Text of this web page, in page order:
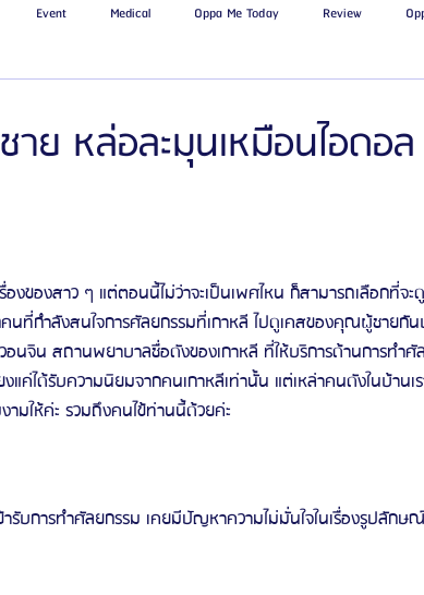
Event Medical Oppa Me Today Review
จี
ขมันหน้า รีวิวดูดไขมันเหนียง
ย หล่อละมุนเหมือนไอดอล
องของสาว ๆ แต่ตอนนี้ไม่ว่าจะเป็นเพศไหน ก็สามารถเลือกที่จ
นที่กำลังสนใจการศัลยกรรมที่เกาหลี ไปดูเคสของคุณผู้ชายกั
อนจิน สถานพยาบาลชื่อดังของเกาหลี ที่ให้บริการด้านการทำศั
แค่ได้รับความนิยมจากคนเกาหลีเท่านั้น แต่เหล่าคนดังในบ้านเร
มให้ค่ะ รวมถึงคนไข้ท่านนี้ด้วยค่ะ
รับการทำศัลยกรรม เคยมีปัญหาความไม่มั่นใจในเรื่องรูปลัก